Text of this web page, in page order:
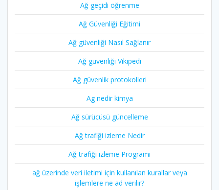
Ağ geçidi öğrenme
Ağ Güvenliği Eğitimi
Ağ güvenliği Nasıl Sağlanır
Ağ güvenliği Vikipedi
Ağ güvenlik protokolleri
Ag nedir kimya
Ağ sürücüsü güncelleme
Ağ trafiği izleme Nedir
Ağ trafiği izleme Programı
ağ üzerinde veri iletimi için kullanılan kurallar veya
işlemlere ne ad verilir?